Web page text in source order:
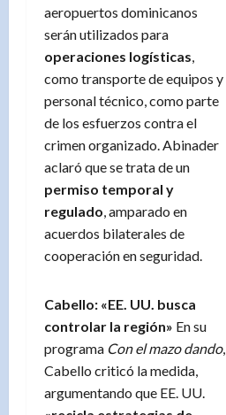
aeropuertos dominicanos
serán utilizados para
operaciones logísticas,
como transporte de equipos y
personal técnico, como parte
de los esfuerzos contra el
crimen organizado. Abinader
aclaró que se trata de un
permiso temporal y
regulado, amparado en
acuerdos bilaterales de
cooperación en seguridad.
Cabello: «EE. UU. busca
controlar la región» En su
programa Con el mazo dando,
Cabello criticó la medida,
argumentando que EE. UU.